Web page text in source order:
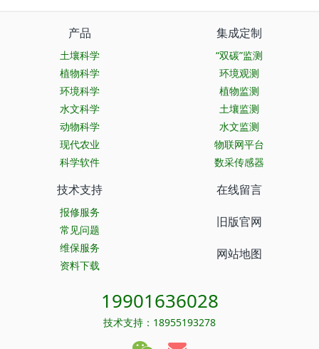
产品
土壤科学
植物科学
环境科学
水文科学
动物科学
现代农业
科学软件
集成定制
“双碳”监测
环境观测
植物监测
土壤监测
水文监测
物联网平台
数采传感器
技术支持
报修服务
常见问题
维保服务
资料下载
在线留言
旧版官网
网站地图
19901636028
技术支持：18955193278